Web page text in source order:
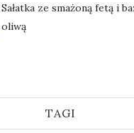
Sałatka ze smażoną fetą i
oliwą
TAGI